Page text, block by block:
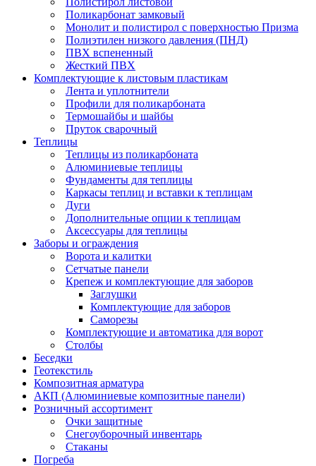
Поликарбонат замковый
Монолит и полистирол с поверхностью Призма
Полиэтилен низкого давления (ПНД)
ПВХ вспененный
Жесткий ПВХ
Комплектующие к листовым пластикам
Лента и уплотнители
Профили для поликарбоната
Термошайбы и шайбы
Пруток сварочный
Теплицы
Теплицы из поликарбоната
Алюминиевые теплицы
Фундаменты для теплицы
Каркасы теплиц и вставки к теплицам
Дуги
Дополнительные опции к теплицам
Аксессуары для теплицы
Заборы и ограждения
Ворота и калитки
Сетчатые панели
Крепеж и комплектующие для заборов
Заглушки
Комплектующие для заборов
Саморезы
Комплектующие и автоматика для ворот
Столбы
Беседки
Геотекстиль
Композитная арматура
АКП (Алюминиевые композитные панели)
Розничный ассортимент
Очки защитные
Снегоуборочный инвентарь
Стаканы
Погреба